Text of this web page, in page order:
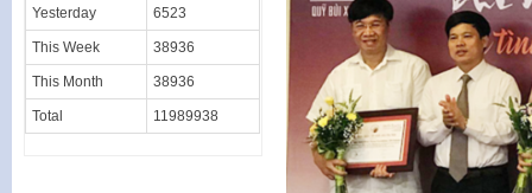
Yesterday 6523
This Week 38936
This Month 38936
Total 11989938